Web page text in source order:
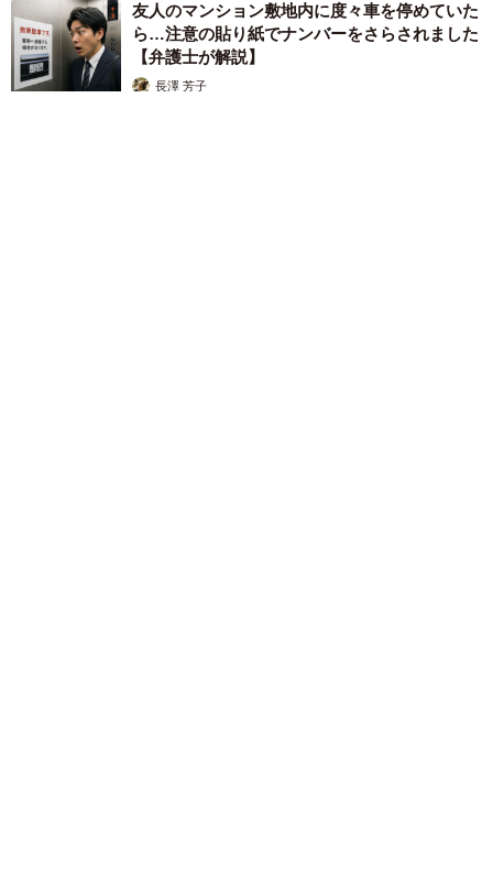
友人のマンション敷地内に度々車を停めていた
ら…注意の貼り紙でナンバーをさらされました
【弁護士が解説】
長澤 芳子